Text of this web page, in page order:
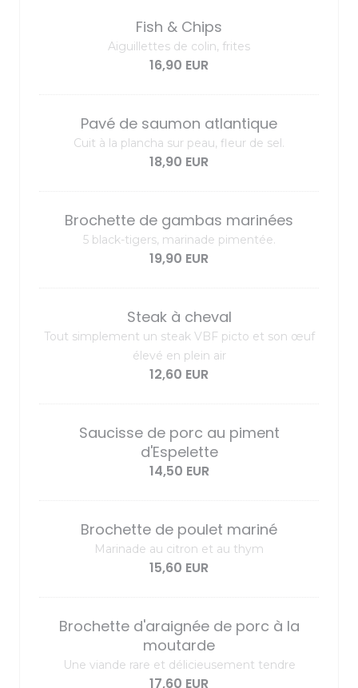
Fish & Chips
Aiguillettes de colin, frites
16,90 EUR
Pavé de saumon atlantique
Cuit à la plancha sur peau, fleur de sel.
18,90 EUR
Brochette de gambas marinées
5 black-tigers, marinade pimentée.
19,90 EUR
Steak à cheval
Tout simplement un steak VBF picto et son œuf
élevé en plein air
12,60 EUR
Saucisse de porc au piment
d'Espelette
14,50 EUR
Brochette de poulet mariné
Marinade au citron et au thym
15,60 EUR
Brochette d'araignée de porc à la
moutarde
Une viande rare et délicieusement tendre
17,60 EUR